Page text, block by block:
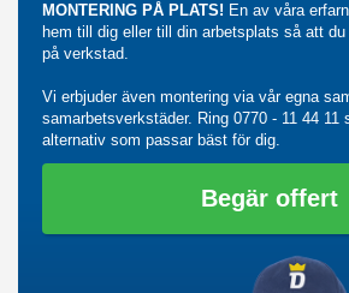
MONTERING PÅ PLATS! En av våra
hem till dig eller till din arbetsplats så att
på verkstad.
Vi erbjuder även montering via vår egna
samarbetsverkstäder. Ring 0770 - 11 44 11
alternativ som passar bäst för dig.
Begär offert